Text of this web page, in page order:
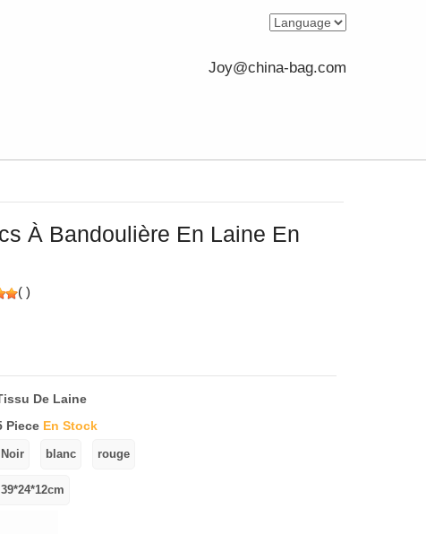
Joy@china-bag.com
À Bandoulière En Laine En
( )
De Laine
Piece En Stock